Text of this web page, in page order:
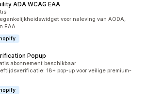
ADA WCAG EAA
totaal
voor naleving van AODA,
EAA
Popup
totaal
abonnement beschikbaar
18+ pop-up voor veilige premium-